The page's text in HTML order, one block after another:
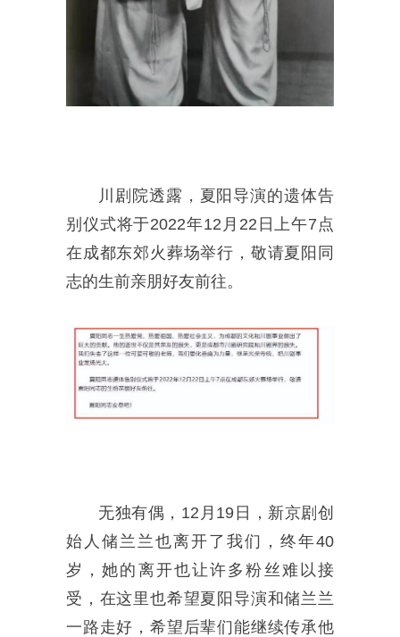
川剧院透露，夏阳导演的遗体告
别仪式将于2022年12月22日上午7点
在成都东郊火葬场举行，敬请夏阳同
志的生前亲朋好友前往。
无独有偶，12月19日，新京剧创
始人储兰兰也离开了我们，终年40
岁，她的离开也让许多粉丝难以接
受，在这里也希望夏阳导演和储兰兰
一路走好，希望后辈们能继续传承他